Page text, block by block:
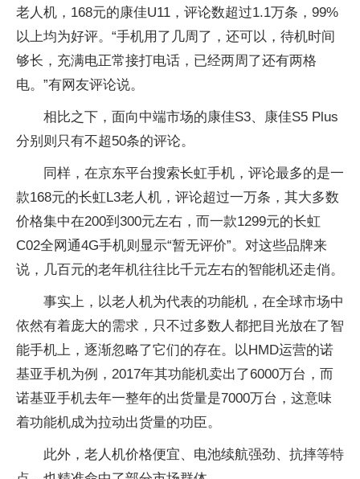
老人机，168元的康佳U11，评论数超过1.1万条，99%
以上均为好评。“手机用了几周了，还可以，待机时间
够长，充满电正常接打电话，已经两周了还有两格
电。”有网友评论说。
相比之下，面向中端市场的康佳S3、康佳S5 Plus
分别则只有不超50条的评论。
同样，在京东平台搜索长虹手机，评论最多的是一
款168元的长虹L3老人机，评论超过一万条，其大多数
价格集中在200到300元左右，而一款1299元的长虹
C02全网通4G手机则显示“暂无评价”。对这些品牌来
说，几百元的老年机往往比千元左右的智能机还走俏。
事实上，以老人机为代表的功能机，在全球市场中
依然有着庞大的需求，只不过多数人都把目光放在了智
能手机上，逐渐忽略了它们的存在。以HMD运营的诺
基亚手机为例，2017年其功能机卖出了6000万台，而
诺基亚手机去年一整年的出货量是7000万台，这意味
着功能机成为拉动出货量的功臣。
此外，老人机价格便宜、电池续航强劲、抗摔等特